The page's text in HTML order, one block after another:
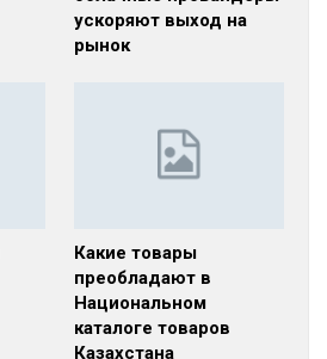
ускоряют выход на
рынок
Какие товары
преобладают в
Национальном
каталоге товаров
Казахстана